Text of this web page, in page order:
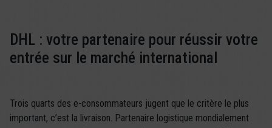
DHL : votre partenaire pour réussir votre
entrée sur le marché international
Trois quarts des e-consommateurs jugent que le critère le plus
important, c’est la livraison. Partenaire logistique mondialement